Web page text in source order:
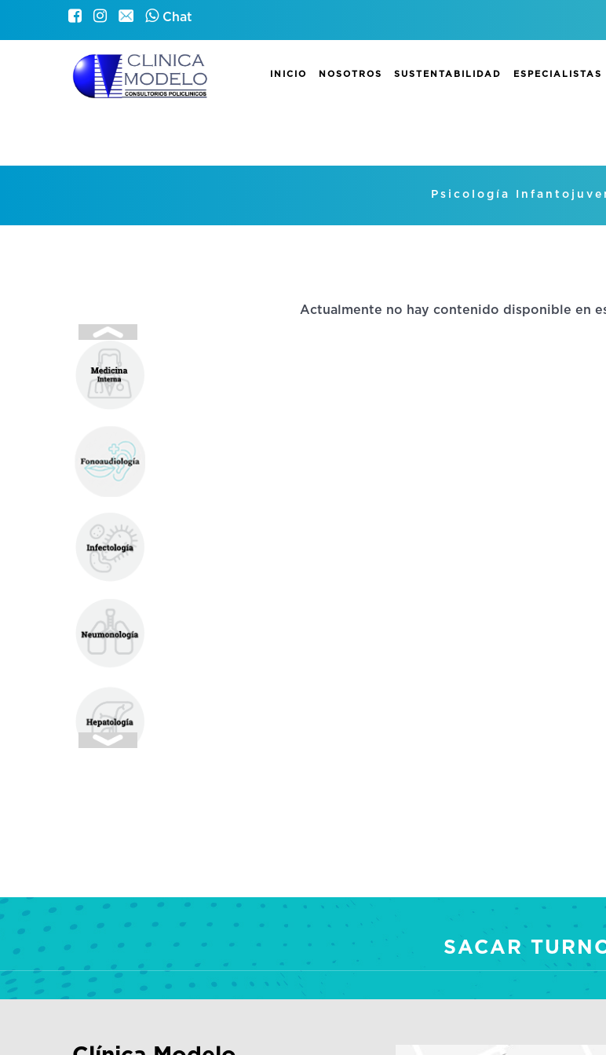
Chat
INICIO NOSOTROS SUSTENTABILIDAD ESPECIALISTAS
Psicología
Actualmente no hay contenido disponible en
SACAR